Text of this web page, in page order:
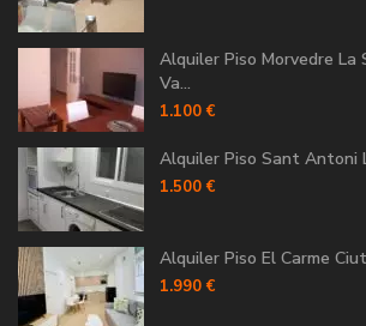
Alquiler Piso Morvedre La
Va...
1.100 €
Alquiler Piso Sant Antoni
1.500 €
Alquiler Piso El Carme
1.990 €